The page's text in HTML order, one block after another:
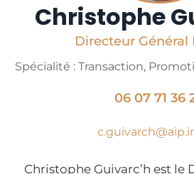
Christophe
Directeur Général
Spécialité : Transaction,
06 07 71 36
Christophe Guivarc’h est le